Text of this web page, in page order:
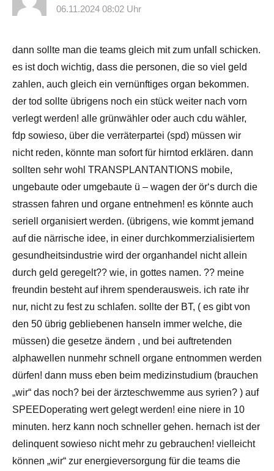
06.11.2024 08:02 Uhr
dann sollte man die teams gleich mit zum unfall schicken.
es ist doch wichtig, dass die personen, die so viel geld
zahlen, auch gleich ein vernünftiges organ bekommen.
der tod sollte übrigens noch ein stück weiter nach vorn
verlegt werden! alle grünwähler oder auch cdu wähler,
fdp sowieso, über die verräterpartei (spd) müssen wir
nicht reden, könnte man sofort für hirntod erklären. dann
sollten sehr wohl TRANSPLANTANTIONS mobile,
ungebaute oder umgebaute ü – wagen der ör‘s durch die
strassen fahren und organe entnehmen! es könnte auch
seriell organisiert werden. (übrigens, wie kommt jemand
auf die närrische idee, in einer durchkommerzialisiertem
gesundheitsindustrie wird der organhandel nicht allein
durch geld geregelt?? wie, in gottes namen. ?? meine
freundin besteht auf ihrem spenderausweis. ich rate ihr
nur, nicht zu fest zu schlafen. sollte der BT, ( es gibt von
den 50 übrig gebliebenen hanseln immer welche, die
müssen) die gesetze ändern , und bei auftretenden
alphawellen nunmehr schnell organe entnommen werden
dürfen! dann muss eben beim medizinstudium (brauchen
„wir“ das noch? bei der ärzteschwemme aus syrien? ) auf
SPEEDoperating wert gelegt werden! eine niere in 10
minuten. herz kann noch schneller gehen. hernach ist der
delinquent sowieso nicht mehr zu gebrauchen! vielleicht
können „wir“ zur energieversorgung für die teams die